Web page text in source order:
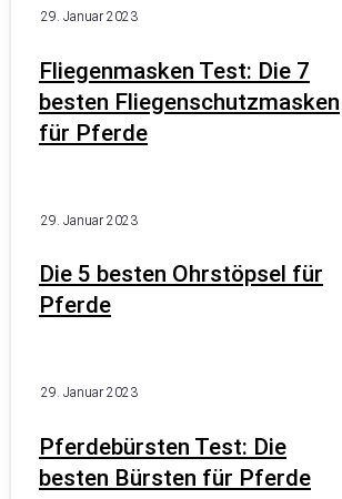
Fliegenmasken Test: Die 7
besten Fliegenschutzmasken
für Pferde
29. Januar 2023
Die 5 besten Ohrstöpsel für
Pferde
29. Januar 2023
Pferdebürsten Test: Die
besten Bürsten für Pferde
29. Januar 2023